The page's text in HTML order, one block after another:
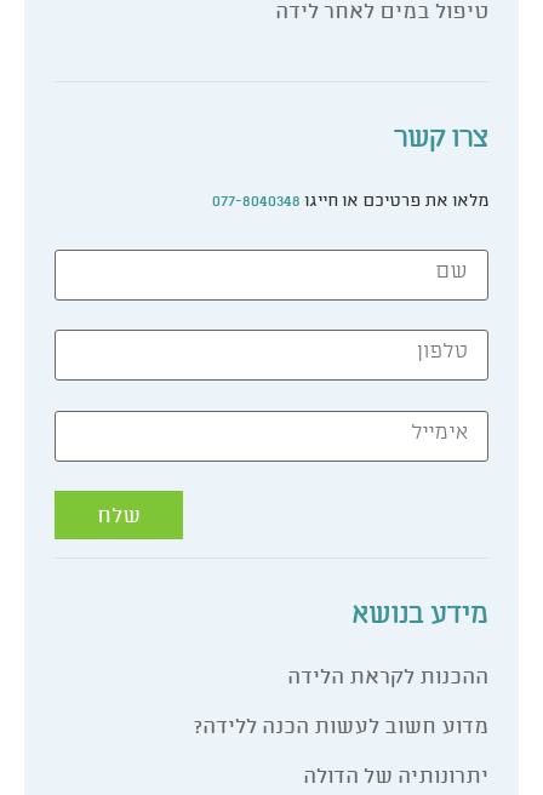
טיפול במים לאחר לידה
צרו קשר
מלאו את פרטיכם או חייגו 077-8040348
מידע בנושא
ההכנות לקראת הלידה
מדוע חשוב לעשות הכנה ללידה?
יתרונותיה של הדולה